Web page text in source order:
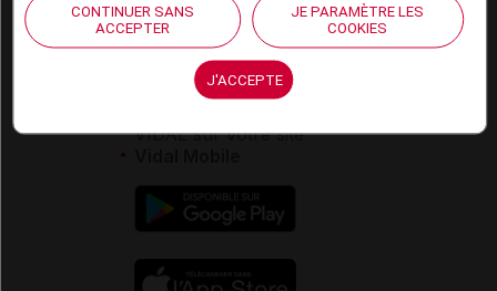
Contact
Aide
Espace partenaires
VIDAL sur votre site
CONTINUER SANS
ACCEPTER
JE PARAMÈTRE LES
COOKIES
J'ACCEPTE